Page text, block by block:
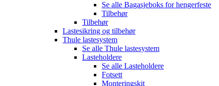
Se alle Bagasjeboks for hengerfeste
Tilbehør
Tilbehør
Lastesikring og tilbehør
Thule lastesystem
Se alle Thule lastesystem
Lasteholdere
Se alle Lasteholdere
Fotsett
Monteringskit